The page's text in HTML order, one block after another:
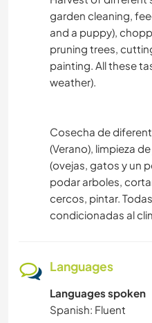
garden cleaning,
and a puppy),
pruning trees,
painting. All these
weather).
Cosecha de
(Verano), limpieza
(ovejas, gatos y un
podar arboles,
cercos, pintar.
condicionadas al
Languages
Languages spoken
Spanish: Fluent